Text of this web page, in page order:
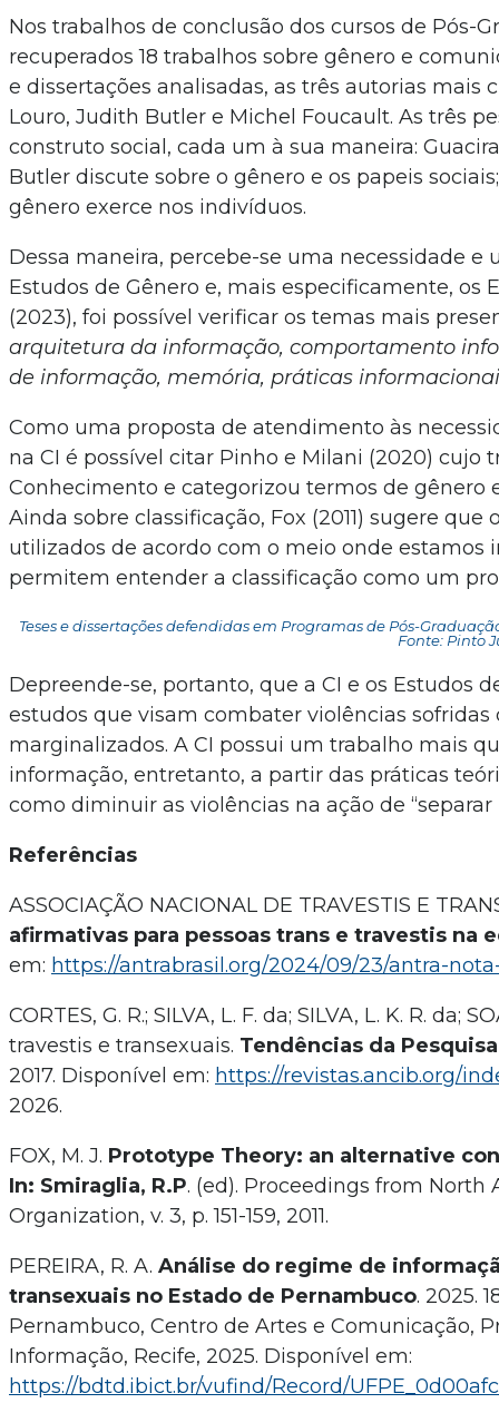
Nos trabalhos de conclusão dos cursos de Pós-
recuperados 18 trabalhos sobre gênero e
e dissertações analisadas, as três autorias mais
Louro, Judith Butler e Michel Foucault. As três
construto social, cada um à sua maneira:
Butler discute sobre o gênero e os papeis
gênero exerce nos indivíduos.
Dessa maneira, percebe-se uma necessidade
Estudos de Gênero e, mais especificamente, os
(2023), foi possível verificar os temas mais
arquitetura da informação, comportamento
de informação, memória, práticas
Como uma proposta de atendimento às
na CI é possível citar Pinho e Milani (2020)
Conhecimento e categorizou termos de gênero
Ainda sobre classificação, Fox (2011) sugere
utilizados de acordo com o meio onde estamos
permitem entender a classificação como um
Teses e dissertações defendidas em Programas de Pós-
Fonte: Pinto
Depreende-se, portanto, que a CI e os Estudos
estudos que visam combater violências
marginalizados. A CI possui um trabalho mais
informação, entretanto, a partir das práticas
como diminuir as violências na ação de “separar
Referências
ASSOCIAÇÃO NACIONAL DE TRAVESTIS E
afirmativas para pessoas trans e travestis na
em: https://antrabrasil.org/2024/09/23/antra-
CORTES, G. R.; SILVA, L. F. da; SILVA, L. K. R. da;
travestis e transexuais. Tendências da
2017. Disponível em: https://revistas.ancib.org/
2026.
FOX, M. J. Prototype Theory: an alternative
In: Smiraglia, R.P. (ed). Proceedings from
Organization, v. 3, p. 151-159, 2011.
PEREIRA, R. A. Análise do regime de
transexuais no Estado de Pernambuco. 2025.
Pernambuco, Centro de Artes e Comunicação,
Informação, Recife, 2025. Disponível em:
https://bdtd.ibict.br/vufind/Record/